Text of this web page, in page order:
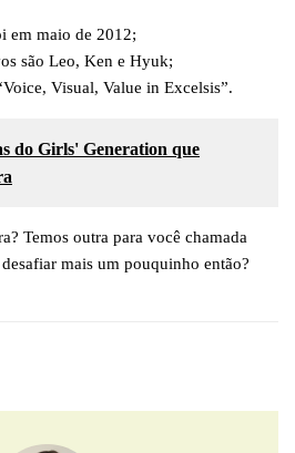
em maio de 2012;
são Leo, Ken e Hyuk;
Visual, Value in Excelsis”.
do Girls' Generation que
Temos outra para você chamada
mais um pouquinho então?